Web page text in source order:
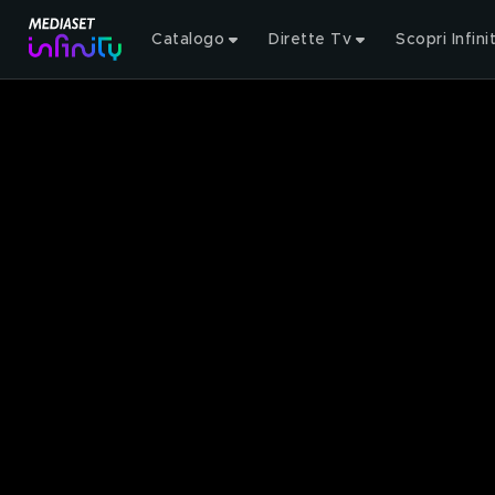
Catalogo Dirette Tv Scopri